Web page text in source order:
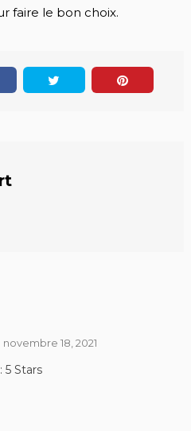
faire le bon choix.
novembre 18, 2021
5 Stars